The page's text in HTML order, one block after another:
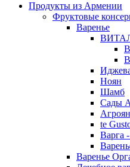
Продукты из Армении
Фруктовые
Варенье
Ноян
Шамб
Сады
te
Варга
Варенье